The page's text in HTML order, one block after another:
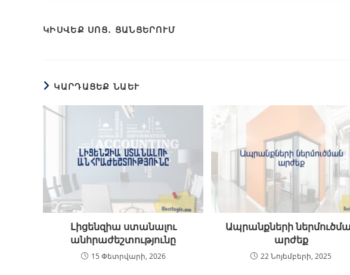
ԿԻՍՎԵՔ ՍՈՑ․ ՑԱՆՑԵՐՈՒՄ
ԿԱՐԴԱՑԵՔ ՆԱԵՒ
Լիցենզիա ստանալու
անհրաժեշտությունը
15 Փետրվարի, 2026
Ապրանքների
արժեք
22 Նոյեմբերի, 2025